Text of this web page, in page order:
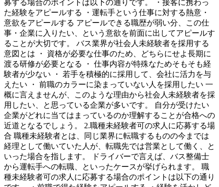
募する場合のポイントは以下の通りです。 ・接客に携わっ
た経験をアピールする ・運転手という仕事に対する熱意・
意欲をアピールする アピールできる職歴が弱い分、この仕
事・企業に入りたい、という意欲を前面に出してアピールす
ることが大切です。 バス業界が社会人未経験者を採用する
意図とは ・ 資格が必要な仕事のため、どちらにせよ長期に
渡る研修が必要となる ・ 仕事内容が特殊なためそもそも経
験者が少ない ・ 若手を積極的に採用して、会社に活力を与
えたい ・ 前職のカラーに染まっていない人を採用したい 一
概に言えませんが、このような理由から社会人未経験者を採
用したい、と思っている企業が多いです。 自分が受けたい
企業がどれに当てはまっているのか理解することが合格への
近道となるでしょう。 2.職種未経験者可の求人に応募する場
合 職種未経験者とは、同じ業界に転職するものの今までは
経理として働いていた人が、転職先では営業として働く、と
いった場合を指します。 ドライバーで言えば、バス整備士
から運転手への転職、といったケースが挙げられます。 職
種未経験者可の求人に応募する場合のポイントは以下の通り